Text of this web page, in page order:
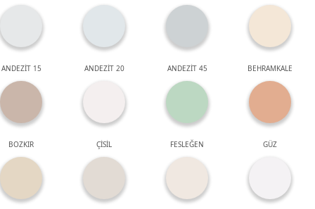
ANDEZİT 15 ANDEZİT 20 ANDEZİT 45 BEHRAMKALE
BOZKIR ÇİSİL FESLEĞEN GÜZ